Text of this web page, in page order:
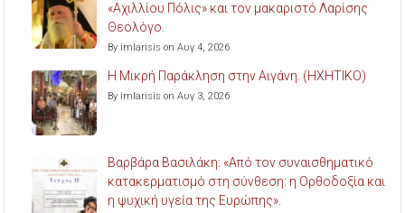
«Αχιλλίου Πόλις» και τον μακαριστό Λαρίσης
Θεολόγο.
By imlarisis on Αυγ 4, 2026
Η Μικρή Παράκληση στην Αιγάνη. (ΗΧΗΤΙΚΟ)
By imlarisis on Αυγ 3, 2026
Βαρβάρα Βασιλάκη: «Από τον συναισθηματικό
κατακερματισμό στη σύνθεση: η Ορθοδοξία και
η ψυχική υγεία της Ευρώπης».